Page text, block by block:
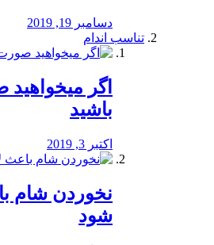
دسامبر 19, 2019
تناسب اندام
اگر
باشید
اکتبر 3, 2019
نخوردن شام
‌شود